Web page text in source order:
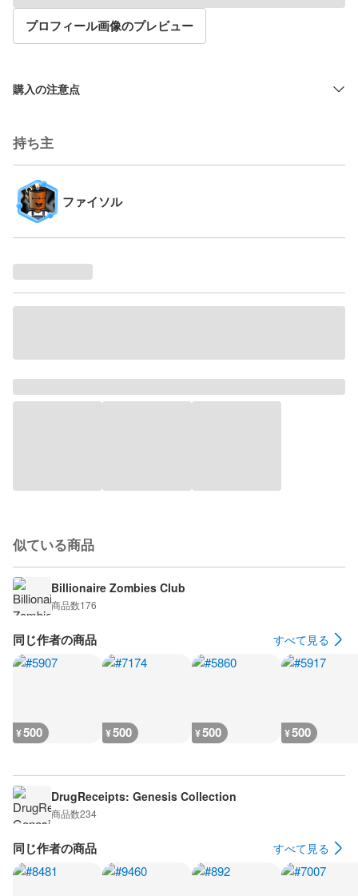
プロフィール画像のプレビュー
購入の注意点
持ち主
ファイソル
似ている商品
Billionaire Zombies Club
商品数176
同じ作者の商品 すべて見る
¥500 ¥500 ¥500 ¥500
DrugReceipts: Genesis Collection
商品数234
同じ作者の商品 すべて見る